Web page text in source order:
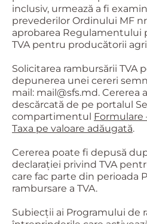
inclusiv, urmează a fi
prevederilor Ordinului MF
aprobarea Regulamentului
TVA pentru producătorii
Solicitarea rambursării TVA
depunerea unei cereri
mail: mail@sfs.md. Cererea
descărcată de pe portalul
compartimentul Formulare
Taxa pe valoare adăugată.
Cererea poate fi depusă
declarației privind TVA
care fac parte din perioada
rambursare a TVA.
Subiecții ai Programului de